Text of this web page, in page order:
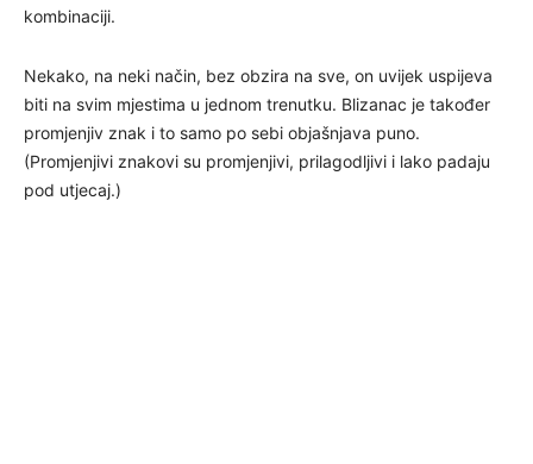
kombinaciji.
Nekako, na neki način, bez obzira na sve, on uvijek uspijeva
biti na svim mjestima u jednom trenutku. Blizanac je također
promjenjiv znak i to samo po sebi objašnjava puno.
(Promjenjivi znakovi su promjenjivi, prilagodljivi i lako padaju
pod utjecaj.)